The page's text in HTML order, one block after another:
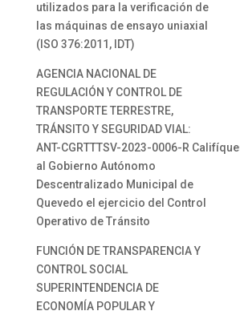
utilizados para la verificación de
las máquinas de ensayo uniaxial
(ISO 376:2011, IDT)
AGENCIA NACIONAL DE
REGULACIÓN Y CONTROL DE
TRANSPORTE TERRESTRE,
TRÁNSITO Y SEGURIDAD VIAL:
ANT-CGRTTTSV-2023-0006-R
al Gobierno Autónomo
Descentralizado Municipal de
Quevedo el ejercicio del Control
Operativo de Tránsito
FUNCIÓN DE TRANSPARENCIA Y
CONTROL SOCIAL
SUPERINTENDENCIA DE
ECONOMÍA POPULAR Y